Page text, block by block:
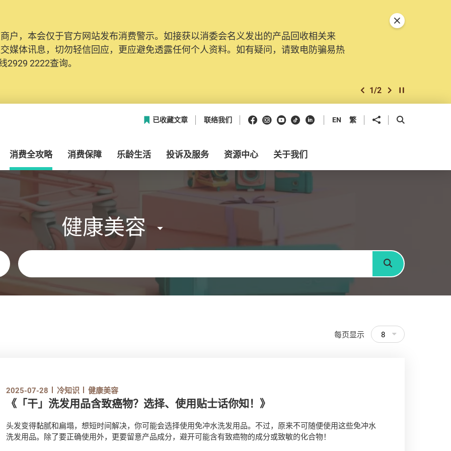
户，本会仅于官方网站发布消费警示。如接获以消委会名义发出的产品回收相关来
媒体讯息，切勿轻信回应，更应避免透露任何个人资料。如有疑问，请致电防骗易热
2929 2222查询。
上一个
1/2 下一个开始/暂停幻灯
关闭特別通告
已收藏文章 联络我们 Facebook
Instagram
Youtube
抖音领英 EN 繁 分享到 开启搜寻框
消费全攻略 消费保障 乐龄生活 投诉及服务 资源中心 关于我们
健康美容
关键字
搜寻
每页显示 8
2025-07-28 冷知识 健康美容
《「干」洗发用品含致癌物？选择、使用贴士话你知！》
头发变得黏腻和扁塌，想短时间解决，你可能会选择使用免冲水洗发用品。不过，原来不可随便使用这些免冲水
洗发用品。除了要正确使用外，更要留意产品成分，避开可能含有致癌物的成分或致敏的化合物！